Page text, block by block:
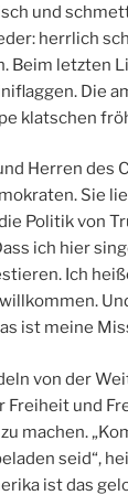
und
herrlich
Beim letzten
Die
klatschen
Herren des
Sie
Politik von
ich hier
Ich
ist meine
von der
Freiheit und
machen.
seid“,
ist das